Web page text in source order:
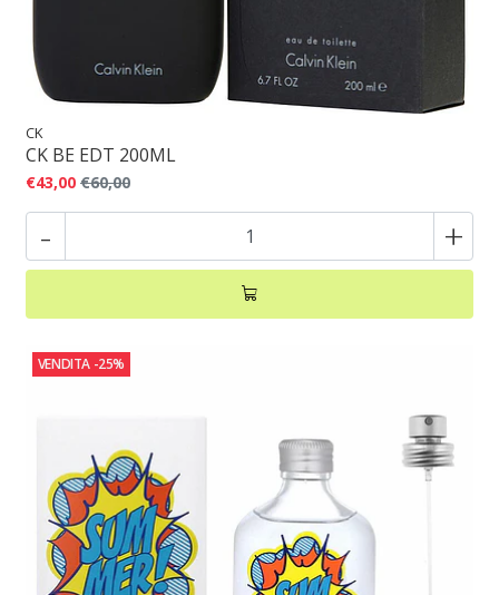
CK
CK BE EDT 200ML
€43,00 €60,00
- +
VENDITA -25%